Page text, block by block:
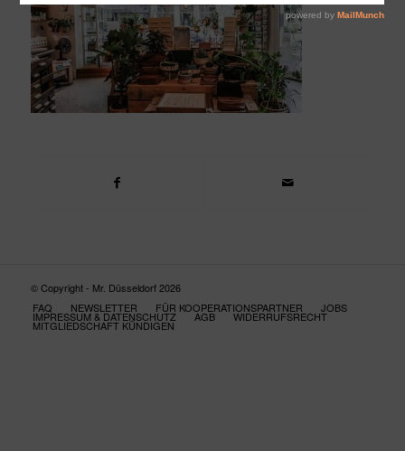
© Copyright - Mr. Düsseldorf 2026
FAQ
NEWSLETTER FÜR KOOPERATIONSPARTNER JOBS
IMPRESSUM & DATENSCHUTZ AGB WIDERRUFSRECHT
MITGLIEDSCHAFT KÜNDIGEN